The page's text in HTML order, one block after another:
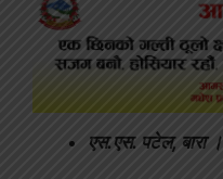
एस.एस. पटेल, बारा ।